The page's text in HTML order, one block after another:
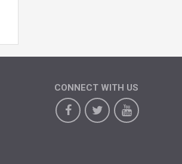
CONNECT WITH US